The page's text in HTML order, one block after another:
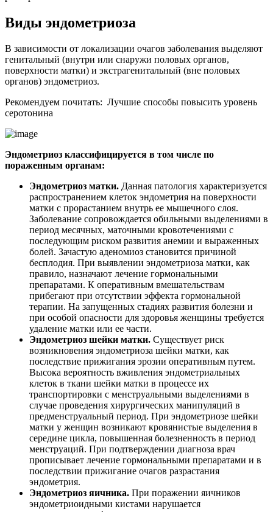
Виды эндометриоза
В зависимости от локализации очагов заболевания выделяют
генитальный (внутри или снаружи половых органов,
поверхности матки) и экстрагенитальный (вне половых
органов) эндометриоз.
Рекомендуем почитать: Лучшие способы повысить уровень
серотонина
Эндометриоз классифицируется в том числе по
пораженным органам:
Эндометриоз матки. Данная патология характеризуется
распространением клеток эндометрия на поверхности
матки с прорастанием внутрь ее мышечного слоя.
Заболевание сопровождается обильными выделениями в
период месячных, маточными кровотечениями с
последующим риском развития анемии и выраженных
болей. Зачастую аденомиоз становится причиной
бесплодия. При выявлении эндометриоза матки, как
правило, назначают лечение гормональными
препаратами. К оперативным вмешательствам
прибегают при отсутствии эффекта гормональной
терапии. На запущенных стадиях развития болезни и
при особой опасности для здоровья женщины требуется
удаление матки или ее части.
Эндометриоз шейки матки. Существует риск
возникновения эндометриоза шейки матки, как
последствие прижигания эрозии оперативным путем.
Высока вероятность вживления эндометриальных
клеток в ткани шейки матки в процессе их
транспортировки с менструальными выделениями в
случае проведения хирургических манипуляций в
предменструальный период. При эндометриозе шейки
матки у женщин возникают кровянистые выделения в
середине цикла, повышенная болезненность в период
менструаций. При подтверждении диагноза врач
прописывает лечение гормональными препаратами и в
последствии прижигание очагов разрастания
эндометрия.
Эндометриоз яичника. При поражении яичников
эндометриоидными кистами нарушается